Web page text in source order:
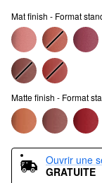
Mat finish - Format
Matte finish - Format
Ouvrir une
GRATUITE